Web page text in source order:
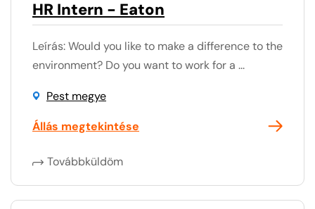
HR Intern - Eaton
Leírás: Would you like to make a difference to the
environment? Do you want to work for a ...
Pest megye
Állás megtekintése
Továbbküldöm